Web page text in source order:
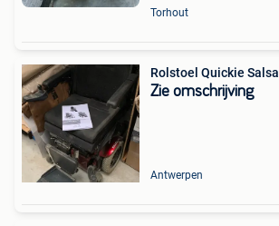
Torhout
Rolstoel Quickie Salsa
Zie omschrijving
Antwerpen